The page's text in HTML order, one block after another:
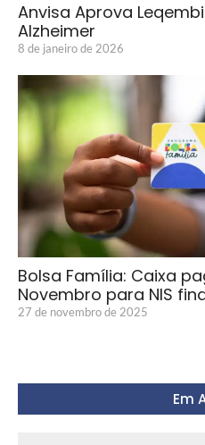
Anvisa Aprova
Alzheimer
8 de janeiro de 2026
Bolsa Família: Caixa
Novembro para NIS
27 de novembro de 2025
Em